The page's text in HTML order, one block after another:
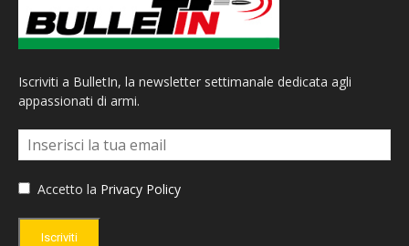
Iscriviti a BulletIn, la newsletter settimanale dedicata agli
appassionati di armi.
Accetto la Privacy Policy
Iscriviti